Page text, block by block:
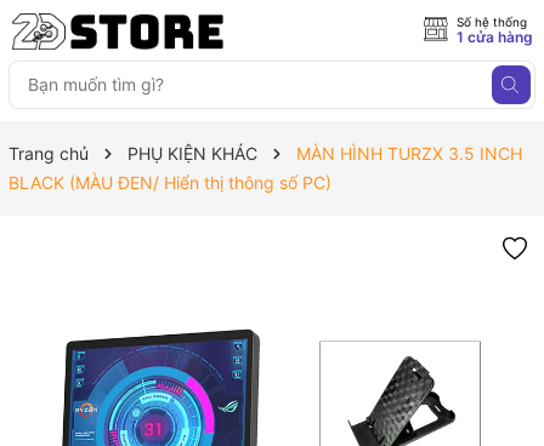
Số hệ thống
1 cửa hàng
Trang chủ PHỤ KIỆN KHÁC
MÀN HÌNH TURZX 3.5 INCH
BLACK (MÀU ĐEN/ Hiển thị thông số PC)